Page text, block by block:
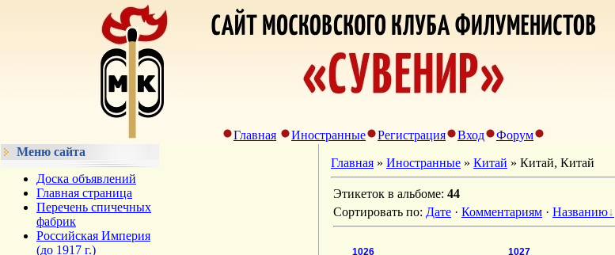
Главная Иностранные Регистрация Вход
Форум
Меню сайта
Доска объявлений
Главная страница
Перечень спичечных
фабрик
Российская Империя
(до 1917 г.)
Главная » Иностранные » Китай » Китай, Китай
Этикеток в альбоме: 44
Сортировать по: Дате · Комментариям · Названию
1026 1027